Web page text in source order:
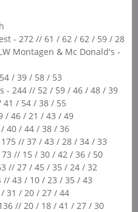
- 272 // 61 / 62 / 62 / 59 / 28
Montagen & Mc Donald's -
/ 39 / 58 / 53
- 244 // 52 / 59 / 46 / 48 / 39
/ 54 / 38 / 55
/ 46 / 21 / 43 / 49
40 / 44 / 38 / 36
// 37 / 43 / 28 / 34 / 33
// 15 / 30 / 42 / 36 / 50
// 27 / 45 / 35 / 24 / 32
// 43 / 10 / 23 / 35 / 43
31 / 20 / 27 / 44
// 20 / 18 / 41 / 27 / 30